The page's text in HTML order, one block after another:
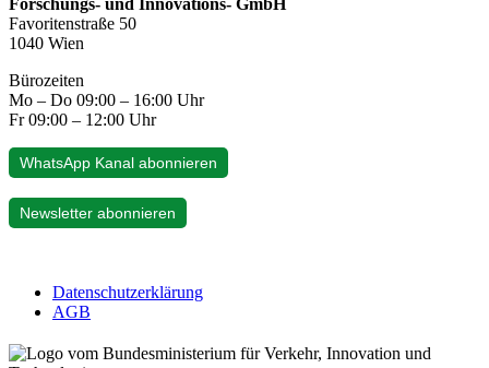
Favoritenstraße 50
1040 Wien
Bürozeiten
Mo – Do 09:00 – 16:00 Uhr
Fr 09:00 – 12:00 Uhr
WhatsApp Kanal abonnieren
Newsletter abonnieren
Datenschutzerklärung
AGB